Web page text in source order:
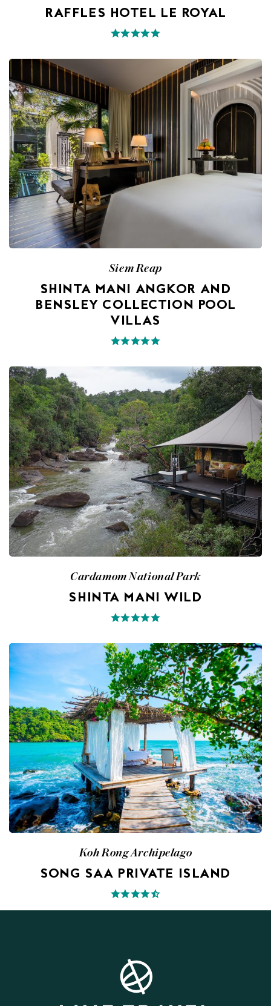
RAFFLES HOTEL LE ROYAL
Siem Reap
SHINTA MANI ANGKOR AND
BENSLEY COLLECTION POOL
VILLAS
Cardamom National Park
SHINTA MANI WILD
Koh Rong Archipelago
SONG SAA PRIVATE ISLAND